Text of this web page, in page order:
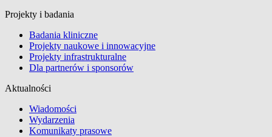
Projekty i badania
Badania kliniczne
Projekty naukowe i innowacyjne
Projekty infrastrukturalne
Dla partnerów i sponsorów
Aktualności
Wiadomości
Wydarzenia
Komunikaty prasowe